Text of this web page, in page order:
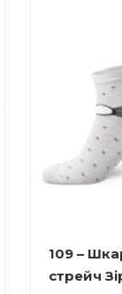
109 –
стрейч